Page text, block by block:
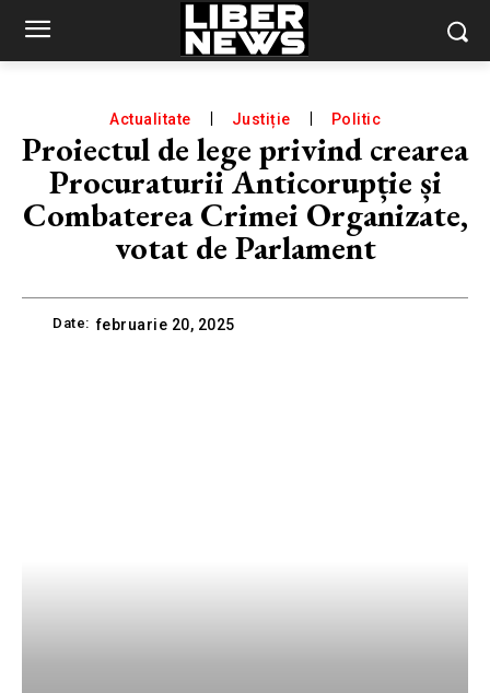
Actualitate Justiție Politic
Proiectul de lege privind crearea
Procuraturii Anticorupție și
Combaterea Crimei Organizate,
votat de Parlament
Date: februarie 20, 2025